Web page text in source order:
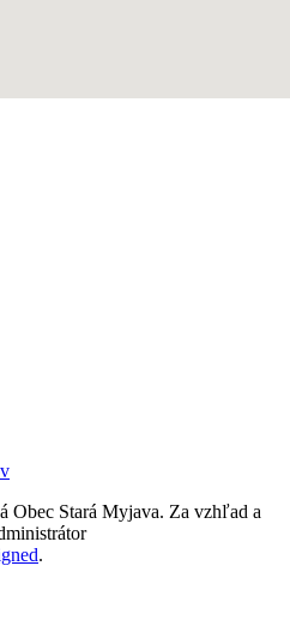
Obec Stará Myjava. Za vzhľad a
.